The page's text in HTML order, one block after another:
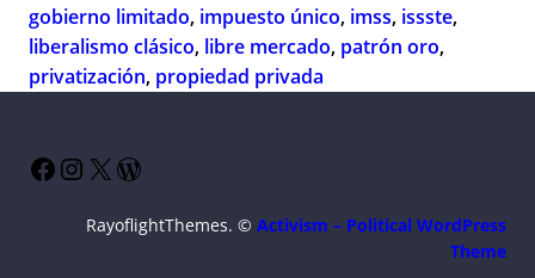
gobierno limitado, impuesto único, imss, issste
liberalismo clásico, libre mercado, patrón oro
privatización, propiedad privada
Facebook Instagram X WordPress
RayoflightThemes. © Activism – Political WordPress
Theme